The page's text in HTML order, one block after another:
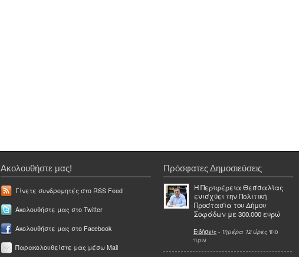
Ακολουθήστε μας!
Γίνετε συνδρομητές στο RSS Feed
Ακολουθήστε μας στο Twitter
Ακολουθήστε μας στο Facebook
Παρακολουθείστε μας μέσω Mail
Πρόσφατες Δημοσιεύσεις
Η Περιφέρεια Θεσσαλίας
ενισχύει την Πολιτική
Προστασία του Δήμου
Σοφάδων με 300.000 ευρώ
Ειδήσεις - 1ημέρα 12 ώρες πιο
πριν